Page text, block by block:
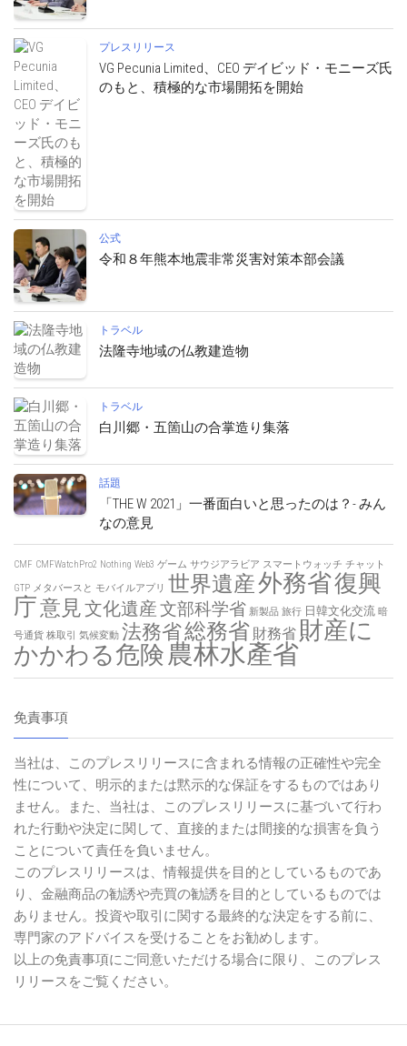
プレスリリース
VG Pecunia Limited、CEO デイビッド・モニーズ氏
のもと、積極的な市場開拓を開始
公式
令和８年熊本地震非常災害対策本部会議
トラベル
法隆寺地域の仏教建造物
トラベル
白川郷・五箇山の合掌造り集落
話題
「THE W 2021」一番面白いと思ったのは？- みん
なの意見
CMF CMFWatchPro2 Nothing Web3 ゲーム サウジアラビア スマートウォッチ チャット
GTP メタバースと モバイルアプリ 世界遺産外務省復興
庁意見文化遺産文部科学省 新製品 旅行 日韓文化交流 暗
号通貨 株取引 気候変動 法務省総務省 財務省 財産に
かかわる危険 農林水產省
免責事項
当社は、このプレスリリースに含まれる情報の正確性や完全
性について、明示的または黙示的な保証をするものではあり
ません。また、当社は、このプレスリリースに基づいて行わ
れた行動や決定に関して、直接的または間接的な損害を負う
ことについて責任を負いません。
このプレスリリースは、情報提供を目的としているものであ
り、金融商品の勧誘や売買の勧誘を目的としているものでは
ありません。投資や取引に関する最終的な決定をする前に、
専門家のアドバイスを受けることをお勧めします。
以上の免責事項にご同意いただける場合に限り、このプレス
リリースをご覧ください。